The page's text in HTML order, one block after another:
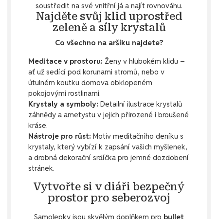
soustředit na své vnitřní já a najít rovnováhu.
Najděte svůj klid uprostřed
zeleně a síly krystalů
Co všechno na aršíku najdete?
Meditace v prostoru: Ženy v hlubokém klidu –
ať už sedící pod korunami stromů, nebo v
útulném koutku domova obklopeném
pokojovými rostlinami.
Krystaly a symboly: Detailní ilustrace krystalů
záhnědy a ametystu v jejich přirozené i broušené
kráse.
Nástroje pro růst: Motiv meditačního deníku s
krystaly, který vybízí k zapsání vašich myšlenek,
a drobná dekorační srdíčka pro jemné dozdobení
stránek.
Vytvořte si v diáři bezpečný
prostor pro seberozvoj
Samolepky jsou skvělým doplňkem pro bullet